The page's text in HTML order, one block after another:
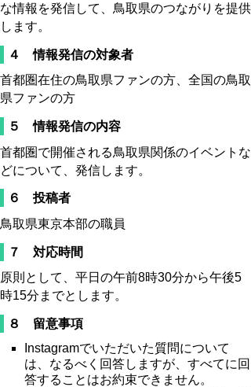
な情報を発信して、鳥取県のつながりを提供
します。
４ 情報発信の対象者
首都圏在住の鳥取県ファンの方、全国の鳥取
県ファンの方
５ 情報発信の内容
首都圏で開催される鳥取県関係のイベントな
どについて、発信します。
６ 投稿者
鳥取県東京本部の職員
７ 対応時間
原則として、平日の午前8時30分から午後5
時15分までとします。
８ 留意事項
Instagramでいただいた質問について
は、なるべく回答しますが、すべてに回
答することはお約束できません。